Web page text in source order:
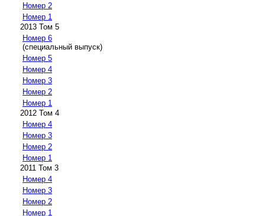
Номер 2
Номер 1
2013 Том 5
Номер 6
(специальный выпуск)
Номер 5
Номер 4
Номер 3
Номер 2
Номер 1
2012 Том 4
Номер 4
Номер 3
Номер 2
Номер 1
2011 Том 3
Номер 4
Номер 3
Номер 2
Номер 1